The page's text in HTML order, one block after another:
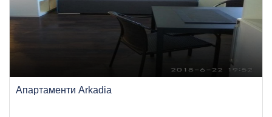
Апартаменти Arkadia